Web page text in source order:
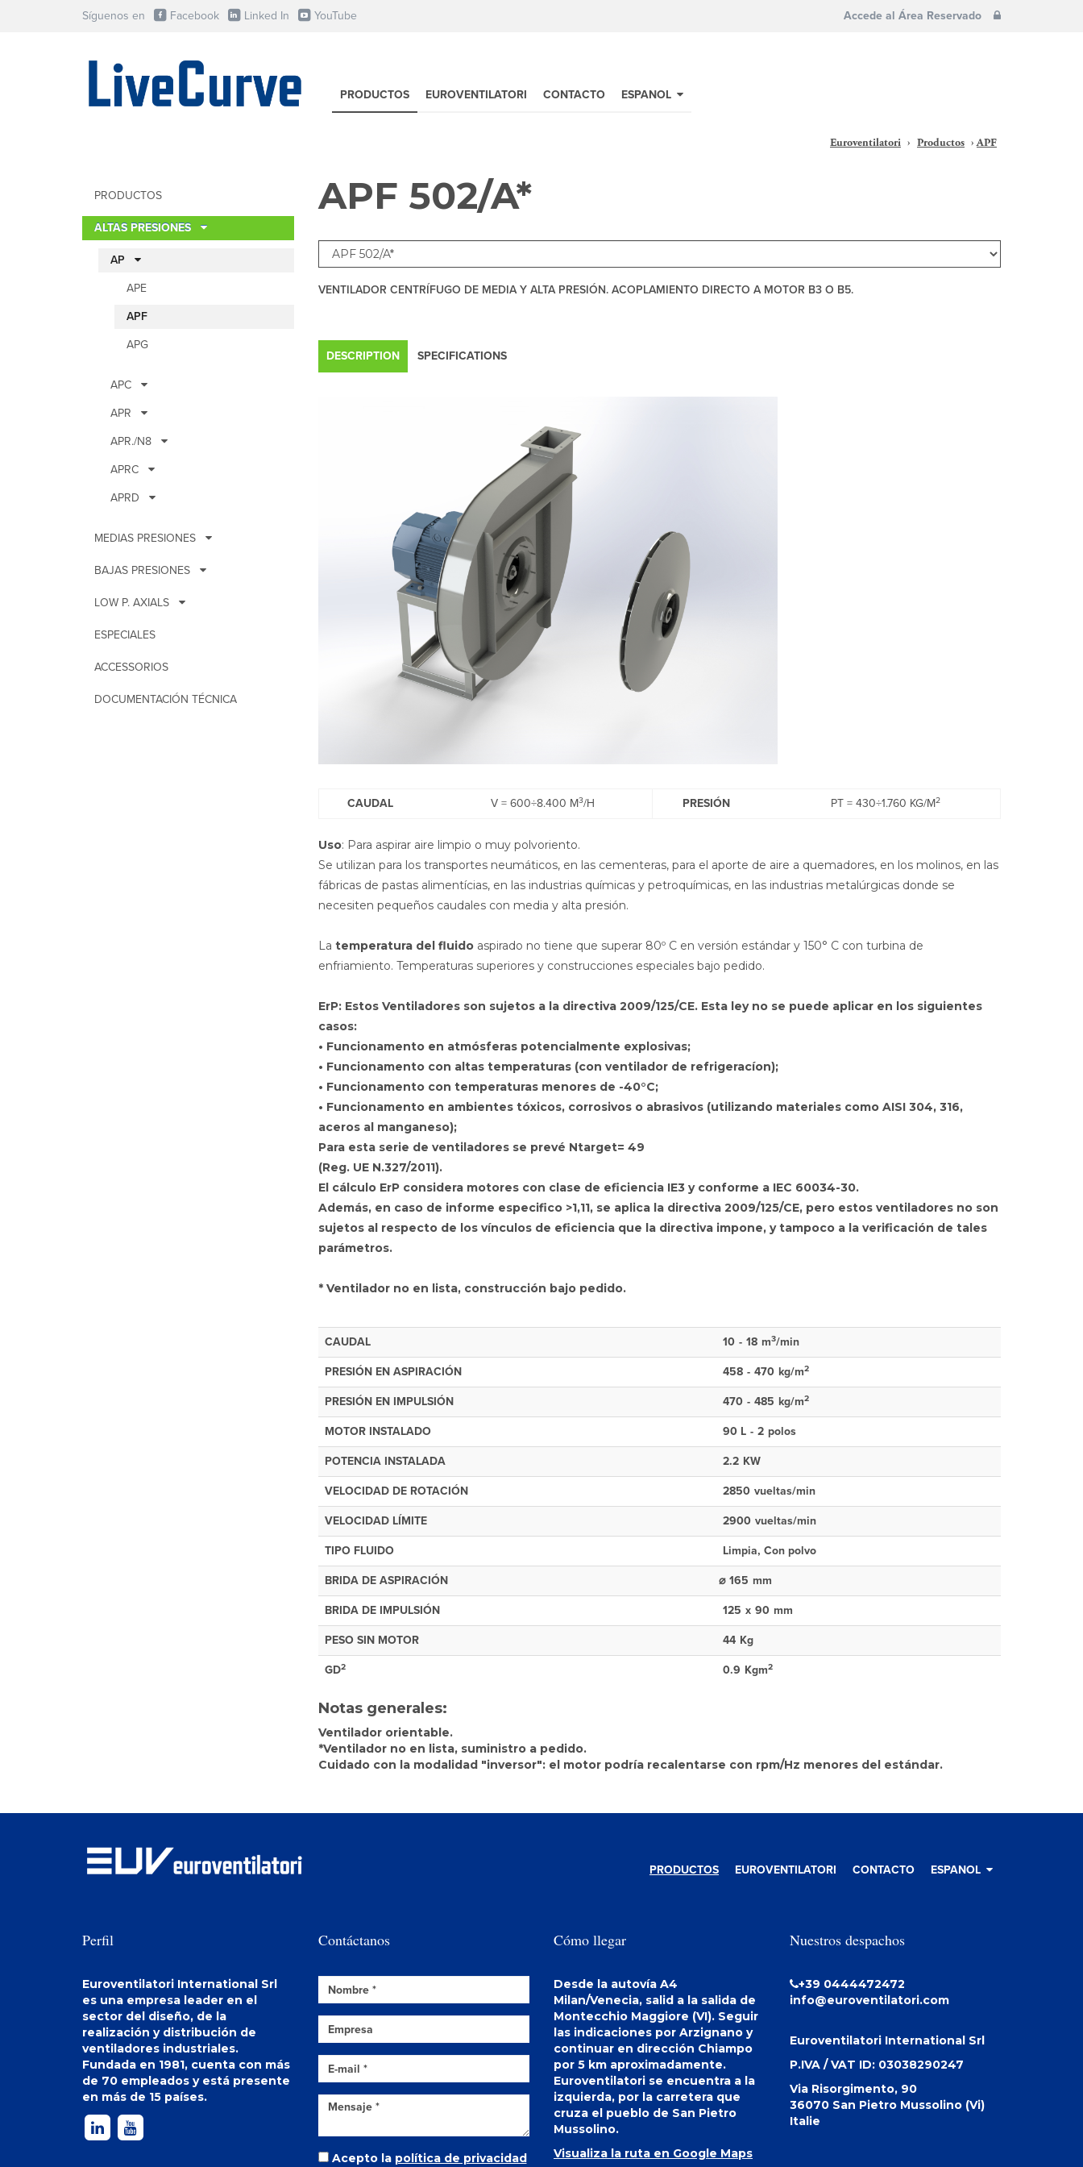
Síguenos en Facebook Linked In YouTube Accede al Área Reservado
PRODUCTOS EUROVENTILATORI CONTACTO ESPANOL
Euroventilatori › Productos › APF
PRODUCTOS
ALTAS PRESIONES
AP
APE
APF
APG
APC
APR
APR./N8
APRC
APRD
MEDIAS PRESIONES
BAJAS PRESIONES
LOW P. AXIALS
ESPECIALES
ACCESSORIOS
DOCUMENTACIÓN TÉCNICA
APF 502/A*
VENTILADOR CENTRÍFUGO DE MEDIA Y ALTA PRESIÓN. ACOPLAMIENTO DIRECTO A MOTOR B3 O B5.
DESCRIPTION SPECIFICATIONS
CAUDAL V = 600÷8.400 M3/H PRESIÓN PT = 430÷1.760 KG/M2
Uso: Para aspirar aire limpio o muy polvoriento.
Se utilizan para los transportes neumáticos, en las cementeras, para el aporte de aire a quemadores, en los molinos, en las
fábricas de pastas alimentícias, en las industrias químicas y petroquímicas, en las industrias metalúrgicas donde se
necesiten pequeños caudales con media y alta presión.
La temperatura del fluidoaspirado no tiene que superar 80º C en versión estándar y 150° C con turbina de
enfriamiento. Temperaturas superiores y construcciones especiales bajo pedido.
ErP: Estos Ventiladores son sujetos a la directiva 2009/125/CE. Esta ley no se puede aplicar en los siguientes
casos:
• Funcionamento en atmósferas potencialmente explosivas;
• Funcionamento con altas temperaturas (con ventilador de refrigeracíon);
• Funcionamento con temperaturas menores de -40°C;
• Funcionamento en ambientes tóxicos, corrosivos o abrasivos (utilizando materiales como AISI 304, 316,
aceros al manganeso);
Para esta serie de ventiladores se prevé Ntarget= 49
(Reg. UE N.327/2011).
El cálculo ErP considera motores con clase de eficiencia IE3 y conforme a IEC 60034-30.
Además, en caso de informe especifico >1,11, se aplica la directiva 2009/125/CE, pero estos ventiladores no son
sujetos al respecto de los vínculos de eficiencia que la directiva impone, y tampoco a la verificación de tales
parámetros.
*Ventilador no en lista, construcción bajo pedido.
CAUDAL 10 - 18 m3/min
PRESIÓN EN ASPIRACIÓN 458 - 470 kg/m2
PRESIÓN EN IMPULSIÓN 470 - 485 kg/m2
MOTOR INSTALADO 90 L - 2 polos
POTENCIA INSTALADA 2.2 KW
VELOCIDAD DE ROTACIÓN 2850 vueltas/min
VELOCIDAD LÍMITE 2900 vueltas/min
TIPO FLUIDO Limpia, Con polvo
BRIDA DE ASPIRACIÓN ⌀ 165 mm
BRIDA DE IMPULSIÓN 125 x 90 mm
PESO SIN MOTOR 44 Kg
GD2 0.9 Kgm2
Notas generales:
Ventilador orientable.
*Ventilador no en lista, suministro a pedido.
Cuidado con la modalidad "inversor": el motor podría recalentarse con rpm/Hz menores del estándar.
PRODUCTOS EUROVENTILATORI CONTACTO ESPANOL
Perfil
Euroventilatori International Srl
es una empresa leader en el
sector del diseño, de la
realización y distribución de
ventiladores industriales.
Fundada en 1981, cuenta con más
de 70 empleados y está presente
en más de 15 países.
Contáctanos
Acepto la política de privacidad
Cómo llegar
Desde la autovía A4
Milan/Venecia, salid a la salida de
Montecchio Maggiore (VI). Seguir
las indicaciones por Arzignano y
continuar en dirección Chiampo
por 5 km aproximadamente.
Euroventilatori se encuentra a la
izquierda, por la carretera que
cruza el pueblo de San Pietro
Mussolino.
Visualiza la ruta en Google Maps
Nuestros despachos
+39 0444472472
info@euroventilatori.com
Euroventilatori International Srl
P.IVA / VAT ID: 03038290247
Via Risorgimento, 90
36070 San Pietro Mussolino (Vi)
Italie